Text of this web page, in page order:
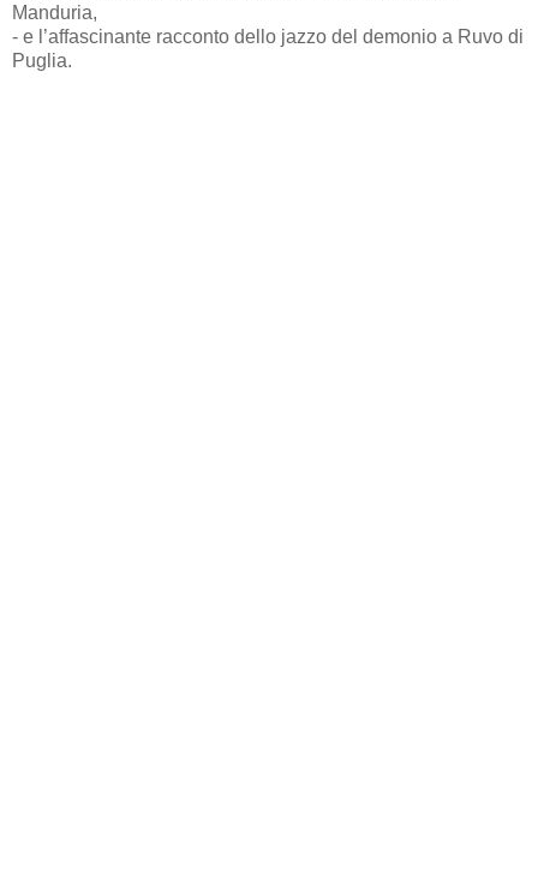
Manduria,
- e l’affascinante racconto dello jazzo del demonio a Ruvo di
Puglia.